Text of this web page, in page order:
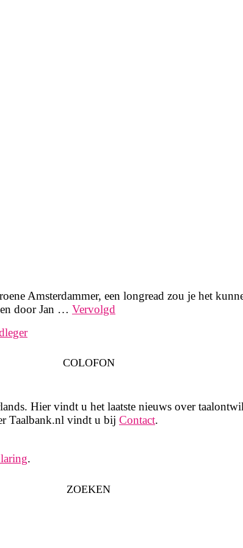
Amsterdammer, een longread zou je het
door Jan … Vervolgd
COLOFON
Hier vindt u het laatste nieuws over
Taalbank.nl vindt u bij Contact.
.
ZOEKEN